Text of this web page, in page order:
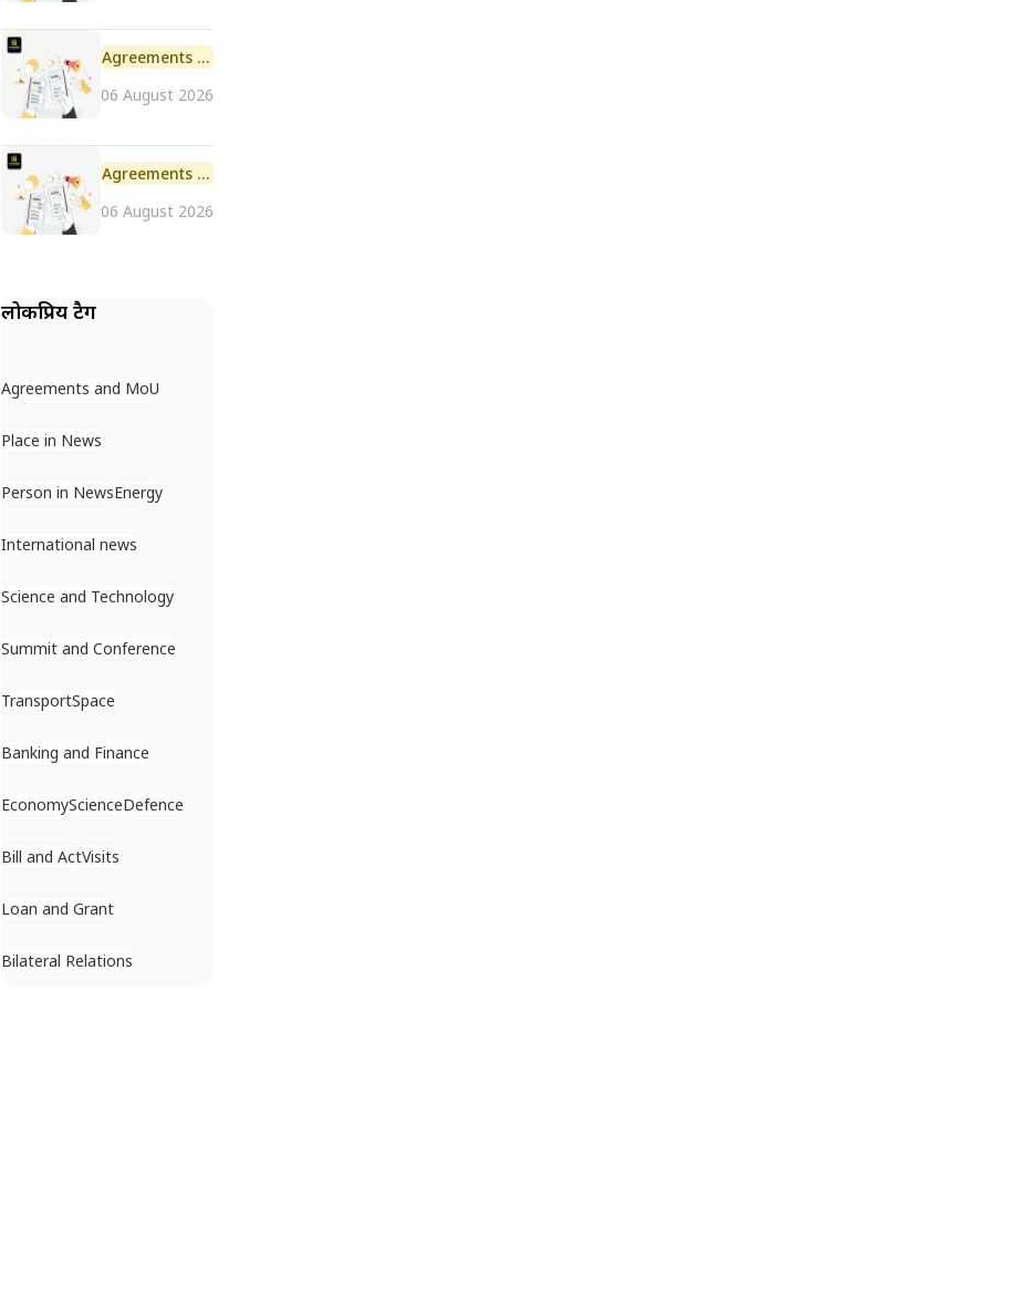
Agreements and MoU
06 August 2026
Agreements and MoU
06 August 2026
लोकप्रिय टैग
Agreements and MoU
Place in News
Person in NewsEnergy
International news
Science and Technology
Summit and Conference
TransportSpace
Banking and Finance
EconomyScienceDefence
Bill and ActVisits
Loan and Grant
Bilateral Relations